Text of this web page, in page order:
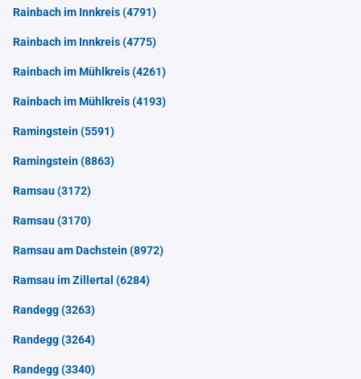
Rainbach im Innkreis(4791)
Rainbach im Innkreis(4775)
Rainbach im Mühlkreis(4261)
Rainbach im Mühlkreis(4193)
Ramingstein(5591)
Ramingstein(8863)
Ramsau(3172)
Ramsau(3170)
Ramsau am Dachstein(8972)
Ramsau im Zillertal (6284)
Randegg(3263)
Randegg(3264)
Randegg(3340)